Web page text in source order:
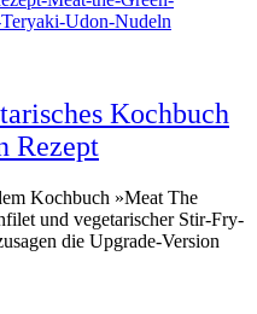
Kochbuch
Rezept
Kochbuch »Meat The
und vegetarischer Stir-Fry-
die Upgrade-Version